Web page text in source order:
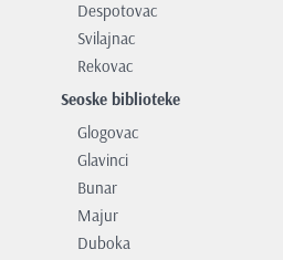
Despotovac
Svilajnac
Rekovac
Seoske biblioteke
Glogovac
Glavinci
Bunar
Majur
Duboka